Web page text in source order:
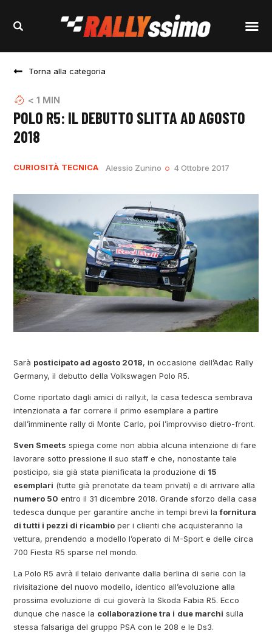
Torna alla categoria
< 1 MIN
POLO R5: IL DEBUTTO SLITTA AD AGOSTO
2018
CURIOSITÀ TECNICA Alessio Zunino 4 Ottobre 2017
Sarà posticipato ad agosto 2018, in occasione dell’Adac Rally
Germany, il debutto della Volkswagen Polo R5.
Come riportato dagli amici di rally.it, la casa tedesca sembrava
intenzionata a far correre il primo esemplare a partire
dall’imminente rally di Monte Carlo, poi l’improvviso dietro-front.
Sven Smeets spiega come non abbia alcuna intenzione di fare
lavorare sotto pressione il suo staff e che, nonostante tale
posticipo, sia già stata pianificata la produzione di 15
esemplari (tutte già prenotate da team privati) e di arrivare alla
numero 50 entro il 31 dicembre 2018. Grande sforzo della casa
tedesca dunque per garantire anche in tempi brevi lafornitura
di tutti i pezzi di ricambio per i clienti che acquisteranno la
vettura, prendendo a modello l’operato di M-Sport e delle circa
700 Fiesta R5 sparse nel mondo.
La Polo R5 avrà il telaio derivante dalla berlina di serie con la
rivisitazione del nuovo modello, identico all’evoluzione alla
prossima evoluzione di cui gioverà la Skoda Fabia R5. Ecco
dunque che nasce la collaborazione tra i due marchi sulla
stessa falsariga del gruppo PSA con le 208 e le Ds3.